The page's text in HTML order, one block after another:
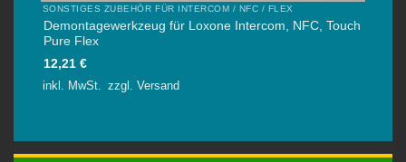
SONSTIGES ZUBEHÖR FÜR INTERCOM / NFC / FLEX
Demontagewerkzeug für Loxone Intercom, NFC, Touch
Pure Flex
12,21 €
inkl. MwSt. zzgl. Versand